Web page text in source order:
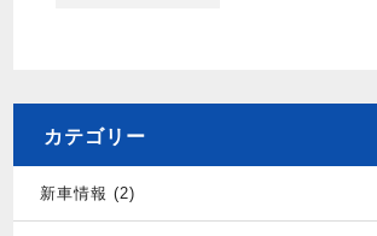
カテゴリー
新車情報 (2)